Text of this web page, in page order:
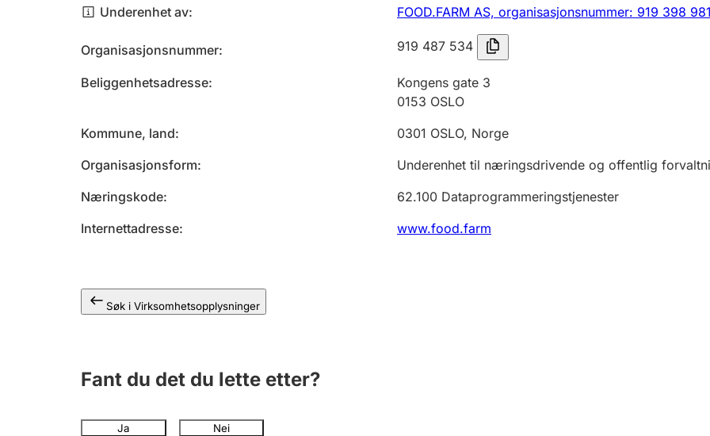
Underenhet av FOOD.FARM AS, organisasjonsnummer: 919 398 981
Organisasjonsnummer 919 487 534
Beliggenhetsadresse
Kongens gate 3
0153 OSLO
Kommune, land
0301 OSLO, Norge
Organisasjonsform
Underenhet til næringsdrivende og offentlig
Næringskode
62.100 Dataprogrammeringstjenester
Internettadresse
www.food.farm
Søk i Virksomhetsopplysninger
Fant du det du lette etter?
Ja Nei